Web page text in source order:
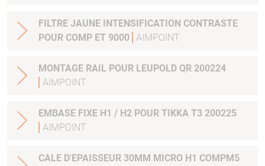
FILTRE JAUNE INTENSIFICATION CONTRASTE
POUR COMP ET 9000 AIMPOINT
MONTAGE RAIL POUR LEUPOLD QR 200224
AIMPOINT
EMBASE FIXE H1 / H2 POUR TIKKA T3 200225
AIMPOINT
CALE D'EPAISSEUR 30MM MICRO H1 COMPM5